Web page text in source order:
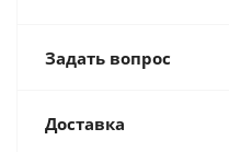
Задать вопрос
Доставка